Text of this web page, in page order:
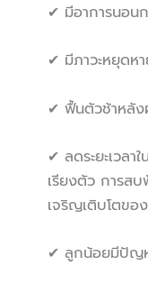
✔ มีอาการนอน
✔ มีภาวะหยุดห
✔ ฟื้นตัวช้าหลัง
✔ ลดระยะเวลา
เรียงตัว การส
เจริญเติบโตขอ
✔ ลูกน้อยมีปัญ